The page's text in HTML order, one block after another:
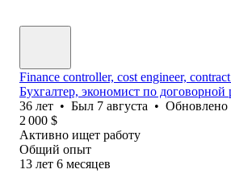
Finance controller, cost engineer,
Бухгалтер, экономист по договорной
36 лет • Был 7 августа • Обновлено
2 000 $
Активно ищет работу
Общий опыт
13 лет 6 месяцев